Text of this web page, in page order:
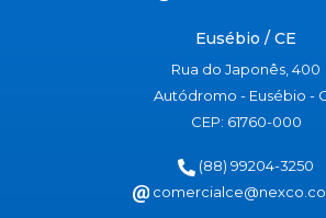
Eusébio / CE
Rua do Japonês, 400
Autódromo - Eusébio -
CEP: 61760-000
(88) 99204-3250